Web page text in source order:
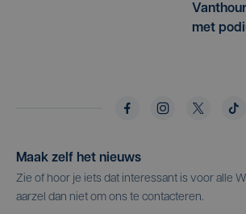
met
Maak zelf het nieuws
Zie of hoor je iets dat interessant is voor alle
aarzel dan niet om ons te contacteren.